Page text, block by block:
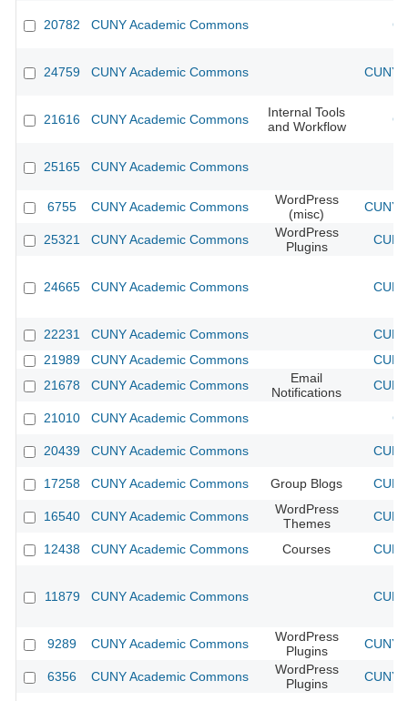
20782 CUNY Academic Commons
24759 CUNY Academic Commons CUNY
21616 CUNY Academic Commons
Internal Tools
and Workflow
25165 CUNY Academic Commons
6755 CUNY Academic Commons
WordPress
(misc)
CUNY
25321 CUNY Academic Commons
WordPress
Plugins
24665 CUNY Academic Commons
22231 CUNY Academic Commons
21989
CUNY Academic Commons
21678
CUNY Academic Commons
Email
Notifications
21010 CUNY Academic Commons
20439 CUNY Academic Commons
17258 CUNY Academic Commons Group Blogs
16540 CUNY Academic Commons
WordPress
Themes
12438 CUNY Academic Commons Courses
11879 CUNY Academic Commons
9289 CUNY Academic Commons
WordPress
Plugins
CUNY
6356 CUNY Academic Commons
WordPress
Plugins
CUNY